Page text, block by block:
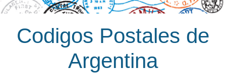
Codigos Postales de
Argentina